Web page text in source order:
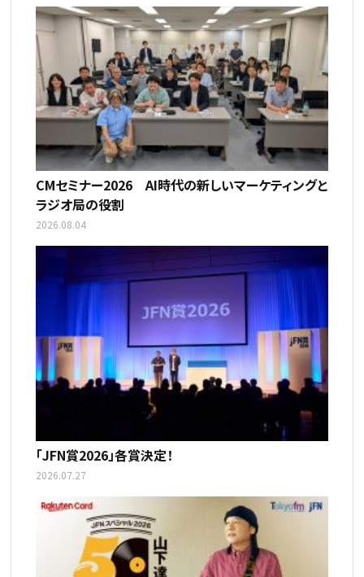
CMセミナー2026 AI時代の新しいマーケティングと
ラジオ局の役割
2026.08.04
「JFN賞2026」各賞決定！
2026.07.27